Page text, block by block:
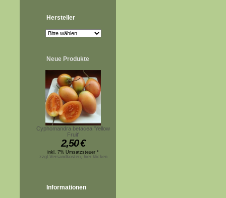
Hersteller
Neue Produkte
Cyphomandra betacea 'Yellow
Fruit'
2,50€
inkl. 7% Umsatzsteuer *
zzgl.Versandkosten, hier klicken
Informationen